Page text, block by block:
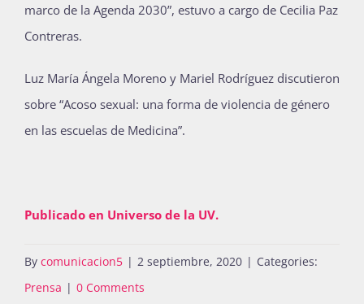
marco de la Agenda 2030”, estuvo a cargo de Cecilia Paz
Contreras.
Luz María Ángela Moreno y Mariel Rodríguez discutieron
sobre “Acoso sexual: una forma de violencia de género
en las escuelas de Medicina”.
Publicado en Universo de la UV.
By comunicacion5 | 2 septiembre, 2020 | Categories:
Prensa | 0 Comments